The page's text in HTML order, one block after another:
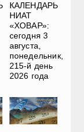
КАЛЕНДАРЬ
НИАТ
«ХОВАР»:
сегодня 3
августа,
понедельник,
215-й день
2026 года